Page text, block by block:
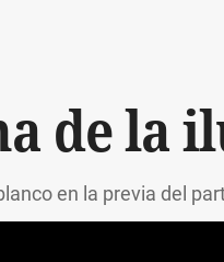
de la
en la previa del